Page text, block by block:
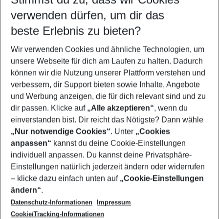
Wähle deinen Reisezeitraum
5-8 Nächte
2 Erwachsene Keine Kinder
Mehr Filter anzeigen
Footer
Footer navigation
Über uns
AGB
Bestpreisgarantie
Cookie-Einstellungen ändern
Agenturbetreuung
Barrierefreies Reisen
Folge uns
verwenden dürfen, um dir das
beste Erlebnis zu bieten?
Wir verwenden Cookies und ähnliche Technologien, um
unsere Webseite für dich am Laufen zu halten. Dadurch
können wir die Nutzung unserer Plattform verstehen und
verbessern, dir Support bieten sowie Inhalte, Angebote
und Werbung anzeigen, die für dich relevant sind und zu
dir passen. Klicke auf „Alle akzeptieren“, wenn du
einverstanden bist. Dir reicht das Nötigste? Dann wähle
„Nur notwendige Cookies“. Unter „Cookies
anpassen“ kannst du deine Cookie-Einstellungen
individuell anpassen. Du kannst deine Privatsphäre-
Einstellungen natürlich jederzeit ändern oder widerrufen
– klicke dazu einfach unten auf „Cookie-Einstellungen
ändern“.
Datenschutz-Informationen
Impressum
Cookie/Tracking-Informationen